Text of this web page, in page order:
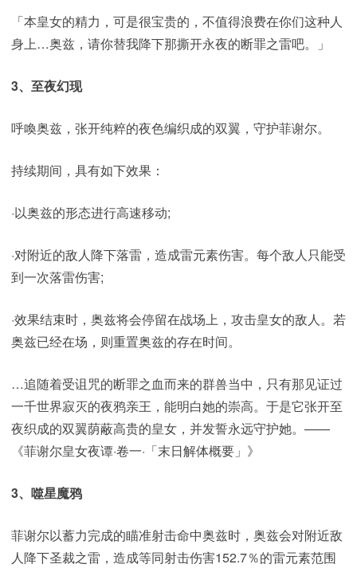
「本皇女的精力，可是很宝贵的，不值得浪费在你们这种人
身上…奥兹，请你替我降下那撕开永夜的断罪之雷吧。」
3、至夜幻现
呼喚奥兹，张开纯粹的夜色编织成的双翼，守护菲谢尔。
持续期间，具有如下效果：
·以奥兹的形态进行高速移动;
·对附近的敌人降下落雷，造成雷元素伤害。每个敌人只能受
到一次落雷伤害;
·效果结束时，奥兹将会停留在战场上，攻击皇女的敌人。若
奥兹已经在场，则重置奥兹的存在时间。
…追随着受诅咒的断罪之血而来的群兽当中，只有那见证过
一千世界寂灭的夜鸦亲王，能明白她的崇高。于是它张开至
夜织成的双翼荫蔽高贵的皇女，并发誓永远守护她。——
《菲谢尔皇女夜谭·卷一·「末日解体概要」》
3、噬星魔鸦
菲谢尔以蓄力完成的瞄准射击命中奥兹时，奥兹会对附近敌
人降下圣裁之雷，造成等同射击伤害152.7％的雷元素范围